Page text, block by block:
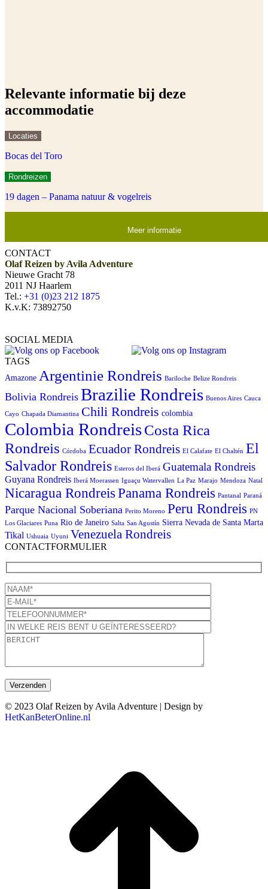
Relevante informatie bij deze
accommodatie
Locaties
Bocas del Toro
Rondreizen
19 dagen – Panama natuur & vogelreis
Meer informatie
CONTACT
Olaf Reizen by Avila Adventure
Nieuwe Gracht 78
2011 NJ Haarlem
Tel.: +31 (0)23 212 1875
K.v.K: 73892750
SOCIAL MEDIA
TAGS
Amazone Argentinie Rondreis Bariloche Belize Rondreis
Bolivia Rondreis Brazilie Rondreis Buenos Aires Cauca
Cayo Chapada Diamantina Chili Rondreis colombia
Colombia RondreisCosta Rica
Rondreis Córdoba Ecuador Rondreis El Calafate El Chaltén El
Salvador Rondreis Esteros del Iberá Guatemala Rondreis
Guyana Rondreis Iberá Moerassen Iguaçu Watervallen La Paz Marajo Mendoza Natal
Nicaragua Rondreis Panama Rondreis Pantanal Paraná
Parque Nacional Soberiana Perito Moreno Peru Rondreis PN
Los Glaciares Puna Rio de Janeiro Salta San Agustín Sierra Nevada de Santa Marta
Tikal Ushuaia Uyuni Venezuela Rondreis
CONTACTFORMULIER
© 2023 Olaf Reizen by Avila Adventure | Design by
HetKanBeterOnline.nl